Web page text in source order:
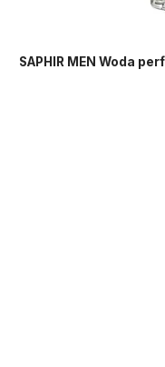
SAPHIR MEN Woda